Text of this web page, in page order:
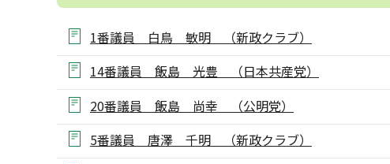
1番議員 白鳥 敏明 （新政クラブ）
14番議員 飯島 光豊 （日本共産党）
20番議員 飯島 尚幸 （公明党）
5番議員 唐澤 千明 （新政クラブ）